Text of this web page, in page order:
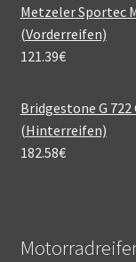
Metzeler Sportec
(Vorderreifen)
121.39€
Bridgestone G 722
(Hinterreifen)
182.58€